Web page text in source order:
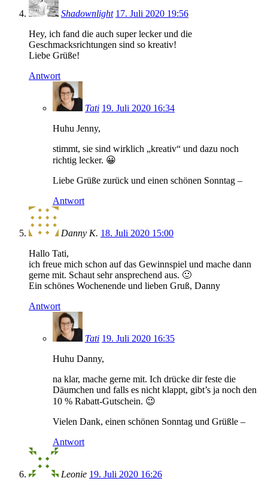
Shadownlight 17. Juli 2020 19:56
Hey, ich fand die auch super lecker und die
Geschmacksrichtungen sind so kreativ!
Liebe Grüße!
Antwort
Tati 19. Juli 2020 16:34
Huhu Jenny,
stimmt, sie sind wirklich „kreativ“ und dazu noch
richtig lecker. 😀
Liebe Grüße zurück und einen schönen Sonntag –
Antwort
Danny K. 18. Juli 2020 15:00
Hallo Tati,
ich freue mich schon auf das Gewinnspiel und mache dann
gerne mit. Schaut sehr ansprechend aus. 🙂
Ein schönes Wochenende und lieben Gruß, Danny
Antwort
Tati 19. Juli 2020 16:35
Huhu Danny,
na klar, mache gerne mit. Ich drücke dir feste die
Däumchen und falls es nicht klappt, gibt’s ja noch den
10 % Rabatt-Gutschein. 😉
Vielen Dank, einen schönen Sonntag und Grüßle –
Antwort
Leonie 19. Juli 2020 16:26